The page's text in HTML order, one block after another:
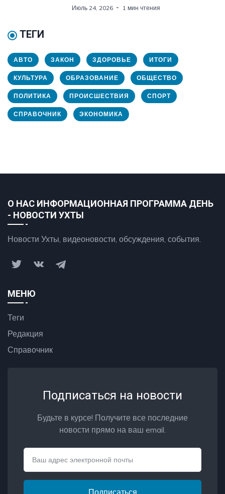
Июль 24, 2026 1 мин чтения
ТЕГИ
АВТО ЗАКОН ЗДОРОВЬЕ ИТОГИ
КУЛЬТУРА ОБРАЗОВАНИЕ ОБЩЕСТВО
ПОЛИТИКА ПРОИСШЕСТВИЯ СПОРТ
СПРАВОЧНИК ЭКОНОМИКА
О НАС ИНФОРМАЦИОННАЯ ПРОГРАММА ДЕНЬ
- НОВОСТИ УХТЫ
Новости Ухты, видеоновости, обсуждения, события.
МЕНЮ
Теги
Редакция
Справочник
Подписаться на новости
Будьте в курсе! Получите все последние
новости прямо на ваш email.
Подписаться